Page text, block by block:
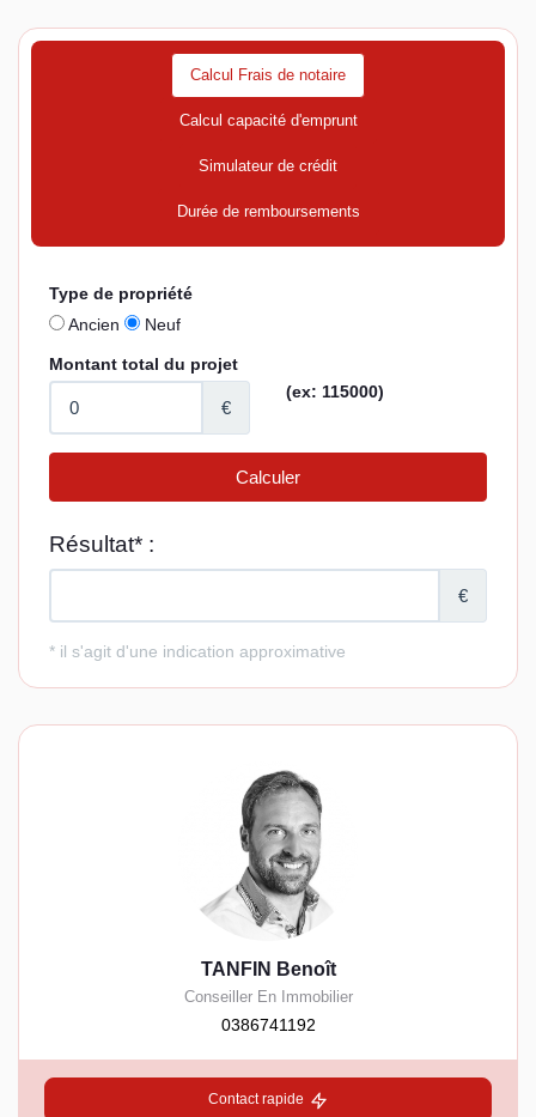
Calcul Frais de notaire
Calcul capacité d'emprunt
Simulateur de crédit
Durée de remboursements
TANFIN Benoît
Conseiller En Immobilier
0386741192
Contact rapide